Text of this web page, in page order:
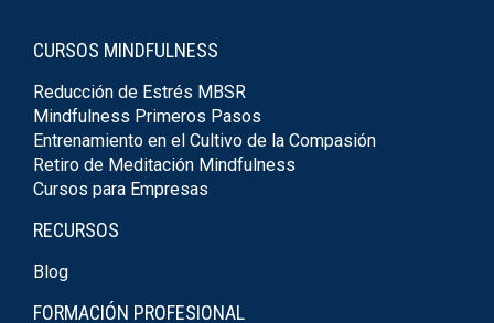
CURSOS MINDFULNESS
Reducción de Estrés MBSR
Mindfulness Primeros Pasos
Entrenamiento en el Cultivo de la Compasión
Retiro de Meditación Mindfulness
Cursos para Empresas
RECURSOS
Blog
FORMACIÓN PROFESIONAL